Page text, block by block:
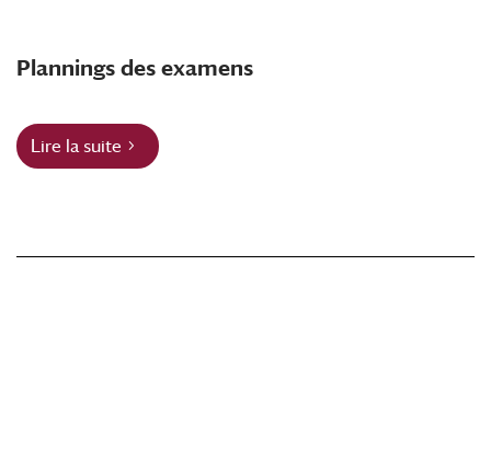
Plannings des examens
Lire la suite